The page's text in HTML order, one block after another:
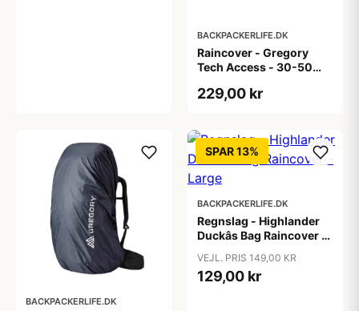
BACKPACKERLIFE.DK
Raincover - Gregory
Tech Access - 30-50
229,00 kr
BACKPACKERLIFE.DK
SPAR 13%
BACKPACKERLIFE.DK
Regnslag - Highlander
Duckâs Bag Raincover -
VEJL. PRIS 149,00 KR
129,00 kr